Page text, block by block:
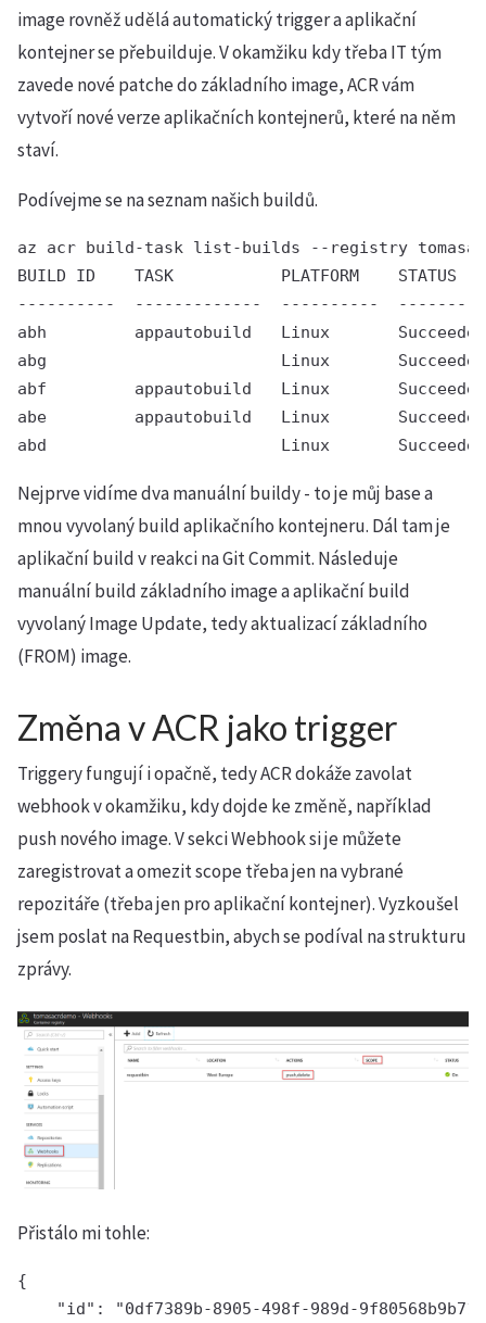
image rovněž udělá automatický trigger a aplikační
kontejner se přebuilduje. V okamžiku kdy třeba IT tým
zavede nové patche do základního image, ACR vám
vytvoří nové verze aplikačních kontejnerů, které na něm
staví.
Podívejme se na seznam našich buildů.
az acr build-task list-builds --registry
BUILD ID    TASK           PLATFORM
----------  -------------  ----------
abh         appautobuild   Linux       Succeeded
abg                        Linux       Succeeded
abf         appautobuild   Linux       Succeeded
abe         appautobuild   Linux       Succeeded
abd                        Linux       Succeeded
Nejprve vidíme dva manuální buildy - to je můj base a
mnou vyvolaný build aplikačního kontejneru. Dál tam je
aplikační build v reakci na Git Commit. Následuje
manuální build základního image a aplikační build
vyvolaný Image Update, tedy aktualizací základního
(FROM) image.
Změna v ACR jako trigger
Triggery fungují i opačně, tedy ACR dokáže zavolat
webhook v okamžiku, kdy dojde ke změně, například
push nového image. V sekci Webhook si je můžete
zaregistrovat a omezit scope třeba jen na vybrané
repozitáře (třeba jen pro aplikační kontejner). Vyzkoušel
jsem poslat na Requestbin, abych se podíval na strukturu
zprávy.
Přistálo mi tohle:
{
"id": "0df7389b-8905-498f-989d-